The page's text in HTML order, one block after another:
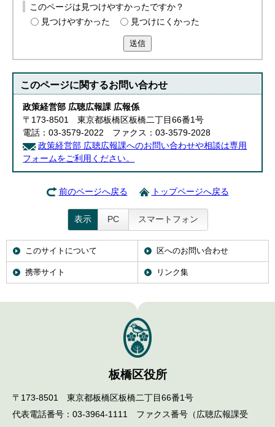
このページは見つけやすかったですか？
見つけやすかった
見つけにくかった
送信
このページに関するお問い合わせ
政策経営部 広聴広報課 広報係
〒173-8501 東京都板橋区板橋二丁目66番1号
電話：03-3579-2022 ファクス：03-3579-2028
政策経営部 広聴広報課へのお問い合わせや相談は専用
フォームをご利用ください。
前のページへ戻る トップページへ戻る
表示 PC スマートフォン
このサイトについて 区へのお問い合わせ
携帯サイト リンク集
板橋区役所
〒173-8501 東京都板橋区板橋二丁目66番1号
代表電話番号：03-3964-1111 ファクス番号（広聴広報課受